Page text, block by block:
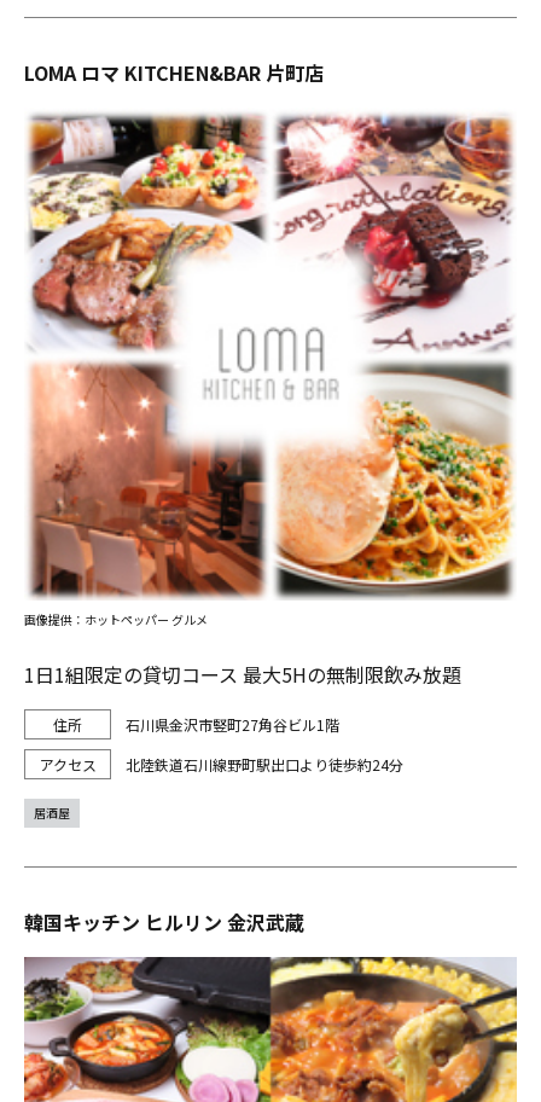
LOMA ロマ KITCHEN&BAR 片町店
1日1組限定の貸切コース 最大5Hの無制限飲み放題
石川県金沢市竪町27角谷ビル1階
北陸鉄道石川線野町駅出口より徒歩約24分
画像提供：ホットペッパー グルメ
居酒屋
韓国キッチン ヒルリン 金沢武蔵